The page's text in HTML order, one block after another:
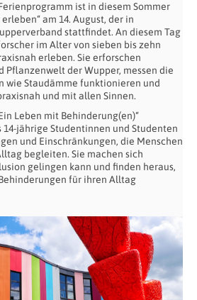
ist in diesem Sommer
am 14. August, der in
stattfindet. An diesem Tag
im Alter von sieben bis zehn
erleben. Sie erforschen
Pflanzenwelt der Wupper, messen die
wie Staudämme funktionieren und
und mit allen Sinnen.
Leben mit Behinderung(en)“
jährige Studentinnen und Studenten
und Einschränkungen, die Menschen
begleiten. Sie machen sich
gelingen kann und finden heraus,
für ihren Alltag